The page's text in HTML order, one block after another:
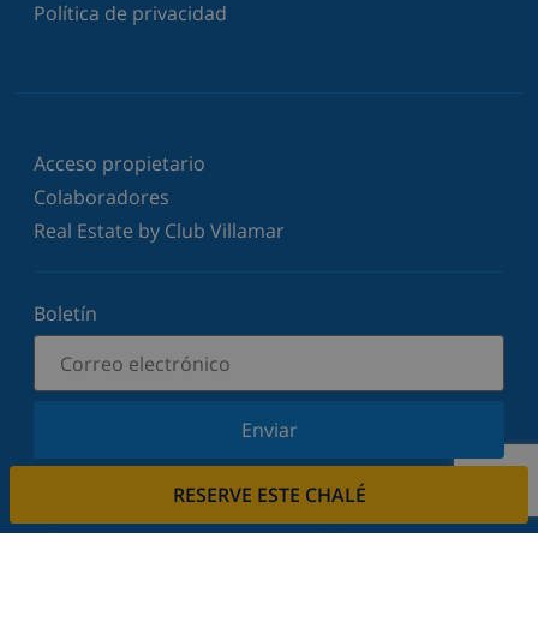
RESERVE ESTE CHALÉ
Política de privacidad
Acceso propietario
Colaboradores
Real Estate by Club Villamar
Boletín
Enviar
Suscríbase a nuestro boletín y manténgase
ofertas. Respetamos su privacidad.